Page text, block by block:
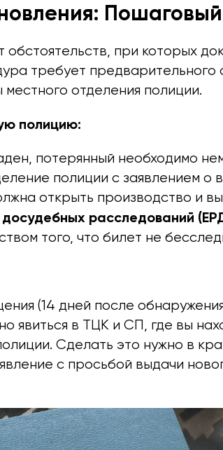
при которых
требует
отделения полиции.
полицию:
потерянный необходимо
полиции с заявлением о
открыть производство и
расследований
того, что билет не
(14 дней после
явиться в ТЦК и СП, где вы
Сделать это нужно в
с просьбой выдачи